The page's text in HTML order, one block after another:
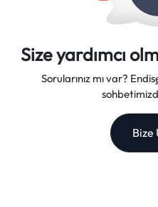
Size yardımcı
Sorularınız mı var?
Bize